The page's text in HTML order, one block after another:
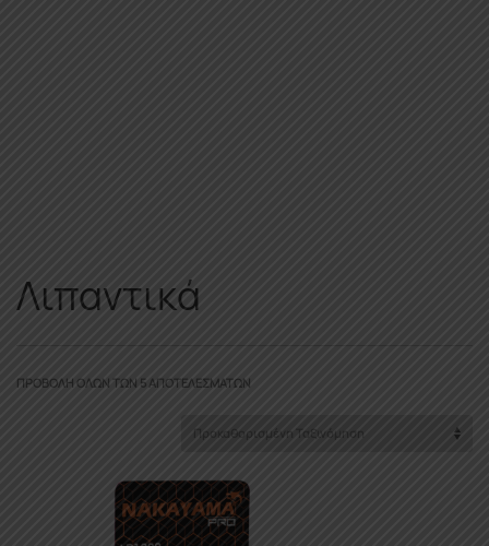
Λιπαντικά
ΠΡΟΒΟΛΉ ΌΛΩΝ ΤΩΝ 5 ΑΠΟΤΕΛΕΣΜΆΤΩΝ